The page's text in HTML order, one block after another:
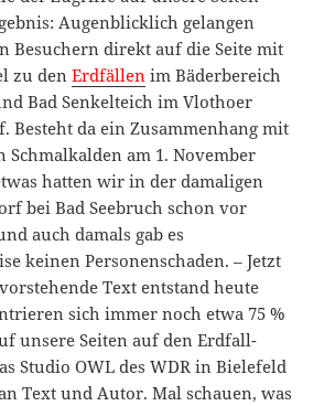
Augenblicklich gelangen
Besuchern direkt auf die Seite mit
zu denErdfällen im Bäderbereich
Bad Senkelteich im Vlothoer
Besteht da ein Zusammenhang mit
Schmalkalden am 1. November
hatten wir in der damaligen
bei Bad Seebruch schon vor
auch damals gab es
keinen Personenschaden. – Jetzt
Text entstand heute
sich immer noch etwa 75 %
unsere Seiten auf den Erdfall-
Studio OWL des WDR in Bielefeld
Text und Autor. Mal schauen, was